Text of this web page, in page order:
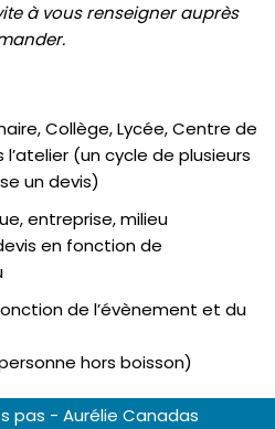
à vous renseigner auprès
Collège, Lycée, Centre de
l’atelier (un cycle de plusieurs
un devis)
entreprise, milieu
en fonction de
de l’évènement et du
hors boisson)
pas - Aurélie Canadas